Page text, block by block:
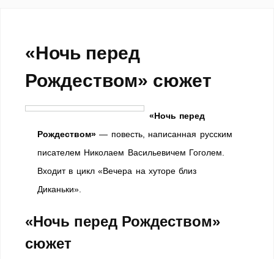
«Ночь перед
Рождеством» сюжет
«Ночь перед
Рождеством» — повесть, написанная русским
писателем Николаем Васильевичем Гоголем.
Входит в цикл «Вечера на хуторе близ
Диканьки».
«Ночь перед Рождеством»
сюжет